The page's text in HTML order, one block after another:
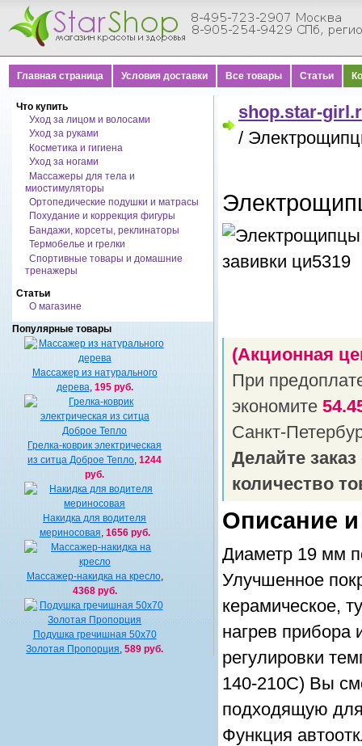
Главная страница Условия доставки Все товары Статьи
Что купить
Уход за лицом и волосами
Уход за руками
Косметика и гигиена
Уход за ногами
Массажеры для тела и
миостимуляторы
Ортопедические подушки и матрасы
Похудание и коррекция фигуры
Бандажи, корсеты, реклинаторы
Термобелье и грелки
Спортивные товары и домашние
тренажеры
Статьи
О магазине
Популярные товары
Массажер из натурального
дерева 195 руб.
Грелка-коврик электрическая
из ситца Доброе Тепло ,1244
руб.
Накидка для водителя
мериносовая 1656 руб.
Массажер-накидка на кресло,
4368 руб.
Подушка гречишная 50х70
Золотая Пропорция ,589 руб.
shop.star-
/
(Акционная
При
экономите
Санкт-
Делайте
количество
Описание
Диаметр 19 мм
Улучшенное
керамическое,
нагрев прибора
регулировки
140-210С) Вы
подходящую
Функция